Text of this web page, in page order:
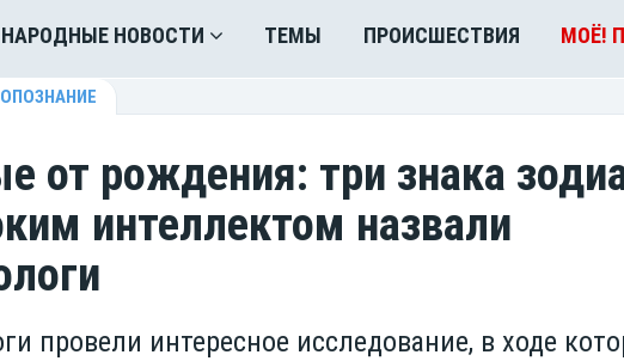
НАРОДНЫЕ НОВОСТИ ТЕМЫ ПРОИСШЕСТВИЯ МОЁ!
от рождения: три знака
интеллектом назвали
провели интересное исследование, в ходе